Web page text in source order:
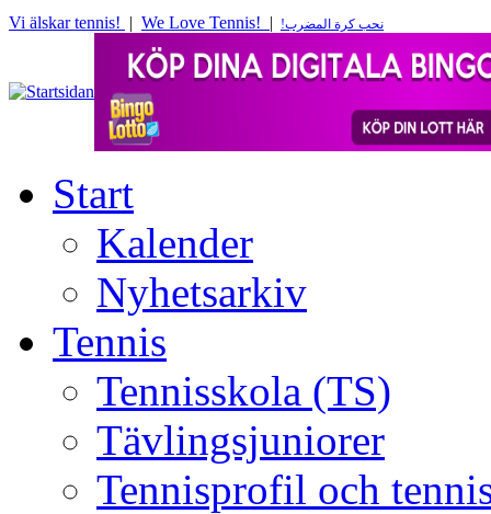
Vi älskar tennis! | We Love Tennis! | !نحب كرة المضرب
Start
Kalender
Nyhetsarkiv
Tennis
Tennisskola (TS)
Tävlingsjuniorer
Tennisprofil och